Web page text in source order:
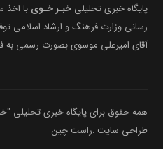
پایگاه خبری تحلیلی خبـر خـوی
آقای امیرعلی موسوی بصورت رسمی به
همه حقوق برای پایگاه خبری تحلیلی
طراحی سایت :راست چین